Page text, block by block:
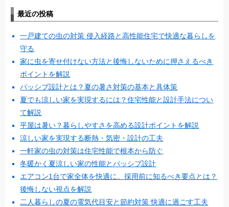
最近の投稿
一戸建ての虫の対策 侵入経路と高性能住宅で快適な暮らしを
守る
家に虫を寄せ付けない方法と後悔しないために押さえるべき
ポイントを解説
パッシブ設計とは？夏の暑さ対策の基本と具体策
夏でも涼しい家を実現するには？住宅性能と設計手法につい
て解説
平屋は暑い？暮らしやすさを高める設計ポイントを解説
涼しい家を実現する断熱・気密・設計の工夫
一軒家の虫の対策は住宅性能で根本から防ぐ
冬暖かく夏涼しい家の性能とパッシブ設計
エアコン1台で家全体を快適に。採用前に知るべき要点とは？
後悔しない視点を解説
二人暮らしの夏の電気代目安と節約対策 快適に過ごす工夫